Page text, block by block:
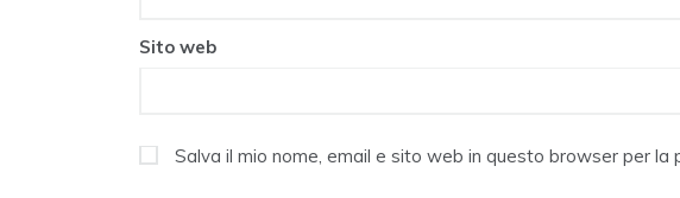
Sito web
Salva il mio nome, email e sito web in questo browser per la